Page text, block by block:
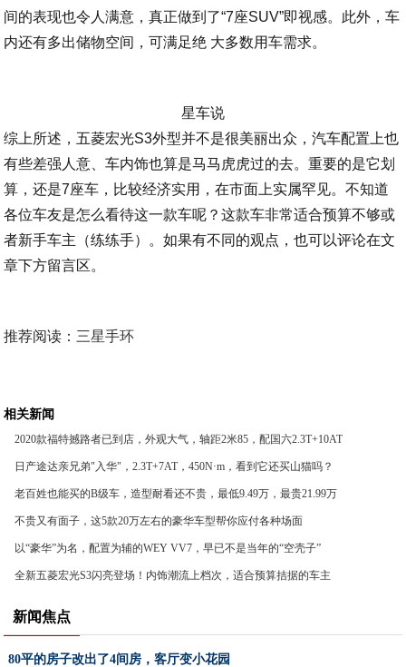
间的表现也令人满意，真正做到了“7座SUV”即视感。此外，车
内还有多出储物空间，可满足绝 大多数用车需求。
星车说
综上所述，五菱宏光S3外型并不是很美丽出众，汽车配置上也
有些差强人意、车内饰也算是马马虎虎过的去。重要的是它划
算，还是7座车，比较经济实用，在市面上实属罕见。不知道
各位车友是怎么看待这一款车呢？这款车非常适合预算不够或
者新手车主（练练手）。如果有不同的观点，也可以评论在文
章下方留言区。
推荐阅读： 三星手环
相关新闻
2020款福特撼路者已到店，外观大气，轴距2米85，配国六2.3T+10AT
日产途达亲兄弟"入华"，2.3T+7AT，450N·m，看到它还买山猫吗？
老百姓也能买的B级车，造型耐看还不贵，最低9.49万，最贵21.99万
不贵又有面子，这5款20万左右的豪华车型帮你应付各种场面
以“豪华”为名，配置为辅的WEY VV7，早已不是当年的“空壳子”
全新五菱宏光S3闪亮登场！内饰潮流上档次，适合预算拮据的车主
新闻焦点
80平的房子改出了4间房，客厅变小花园